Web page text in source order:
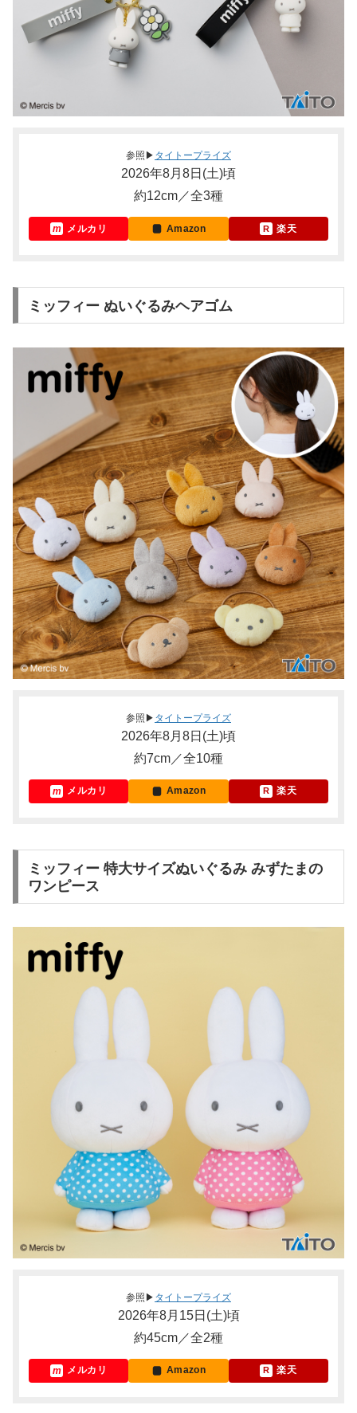
参照▶ タイトープライズ
2026年8月8日(土)頃
約12cm／全3種
メルカリ Amazon 楽天
ミッフィー ぬいぐるみヘアゴム
参照▶ タイトープライズ
2026年8月8日(土)頃
約7cm／全10種
メルカリ Amazon 楽天
ミッフィー 特大サイズぬいぐるみ みずたまの
ワンピース
参照▶ タイトープライズ
2026年8月15日(土)頃
約45cm／全2種
メルカリ Amazon 楽天